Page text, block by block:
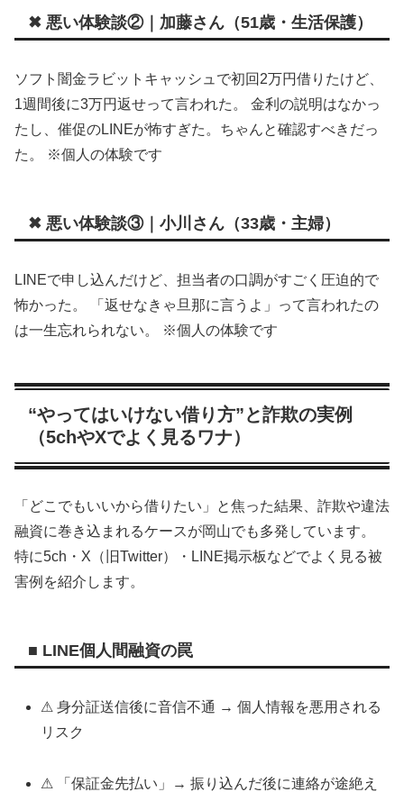
✖ 悪い体験談②｜加藤さん（51歳・生活保護）
ソフト闇金ラビットキャッシュで初回2万円借りたけど、
1週間後に3万円返せって言われた。 金利の説明はなかっ
たし、催促のLINEが怖すぎた。ちゃんと確認すべきだっ
た。 ※個人の体験です
✖ 悪い体験談③｜小川さん（33歳・主婦）
LINEで申し込んだけど、担当者の口調がすごく圧迫的で
怖かった。 「返せなきゃ旦那に言うよ」って言われたの
は一生忘れられない。 ※個人の体験です
“やってはいけない借り方”と詐欺の実例
（5chやXでよく見るワナ）
「どこでもいいから借りたい」と焦った結果、詐欺や違法
融資に巻き込まれるケースが岡山でも多発しています。
特に5ch・X（旧Twitter）・LINE掲示板などでよく見る被
害例を紹介します。
■ LINE個人間融資の罠
⚠ 身分証送信後に音信不通 → 個人情報を悪用される
リスク
⚠ 「保証金先払い」→ 振り込んだ後に連絡が途絶え